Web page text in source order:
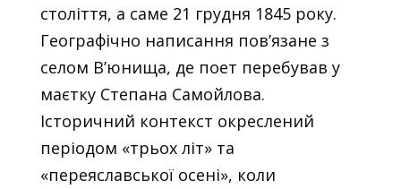
століття, а саме 21 грудня 1845 року.
Географічно написання пов’язане з
селом В’юнища, де поет перебував у
маєтку Степана Самойлова.
Історичний контекст окреслений
періодом «трьох літ» та
«переяславської осені», коли